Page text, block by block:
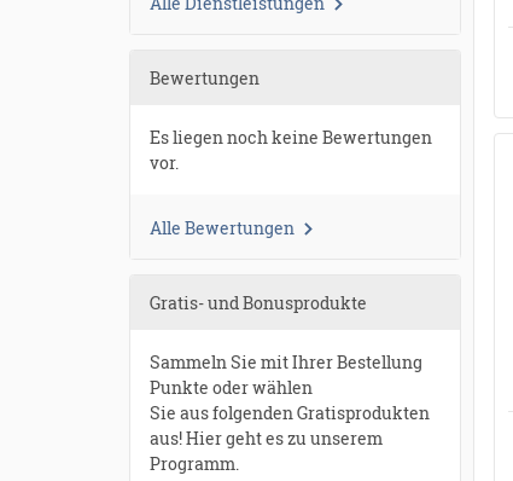
Bewertungen
Es liegen noch keine Bewertungen
vor.
Alle Bewertungen
Gratis- und Bonusprodukte
Sammeln Sie mit Ihrer Bestellung
Punkte oder wählen
Sie aus folgenden Gratisprodukten
aus! Hier geht es zu unserem
Programm.